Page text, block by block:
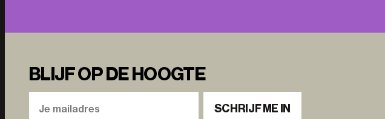
BLIJF OP DE HOOGTE
SCHRIJF ME IN